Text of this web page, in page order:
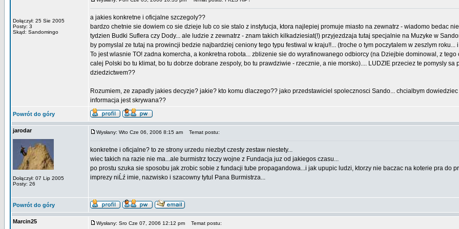
Dołączył: 25 Sie 2005
Posty: 3
Skąd: Sandomingo
a jakies konkretne i oficjalne szczegoly??
bardzo chetnie sie dowiem co sie dzieje lub co sie stalo z instytucja, ktora najlepiej promuje miasto na zewnatrz - wiadomo bedac
tydzien Budki Suflera czy Dody... ale ludzie z zewnatrz - znam takich kilkadziesiat(!) przyjezdzaja tutaj specjalnie na Muzyke w
by pomyslal ze tutaj na prowincji bedzie najbardziej ceniony tego typu festiwal w kraju!!... (troche o tym poczytalem w zeszlym
To jest wlasnie TO! zadna komercha, a konkretna robota... zblizenie sie do wyrafinowanego odbiorcy (na Dziejbie dominowal, z
calej Polski bo tu klimat, bo tu dobrze dobrane zespoly, bo tu prawdziwie - rzecznie, a nie morsko).... LUDZIE przeciez te pomysly
dziedzictwem??
Rozumiem, ze zapadly jakies decyzje? jakie? kto komu dlaczego?? jako przedstawiciel spolecznosci Sando... chcialbym
informacja jest skrywana??
Powrót do góry
jarodar
Dołączył: 07 Lip 2005
Posty: 26
Wysłany: Wto Cze 06, 2006 8:15 am Temat postu:
konkretne i oficjalne? to ze strony urzedu niezbyt czesty zestaw niestety...
wiec takich na razie nie ma...ale burmistrz toczy wojne z Fundacja juz od jakiegos czasu...
po prostu szuka sie sposobu jak zrobic sobie z fundacji tube propagandowa...i jak upupic ludzi, ktorzy nie baczac na koterie pra do
imprezy niĹź imie, nazwisko i szacowny tytul Pana Burmistrza...
Powrót do góry
Marcin25 Wysłany: Sro Cze 07, 2006 12:12 pm Temat postu: